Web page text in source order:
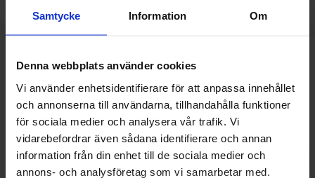
Samtycke Information Om
Denna webbplats använder cookies
Vi använder enhetsidentifierare för att anpassa innehållet
och annonserna till användarna, tillhandahålla funktioner
för sociala medier och analysera vår trafik. Vi
vidarebefordrar även sådana identifierare och annan
information från din enhet till de sociala medier och
annons- och analysföretag som vi samarbetar med.
Relaterte produkter